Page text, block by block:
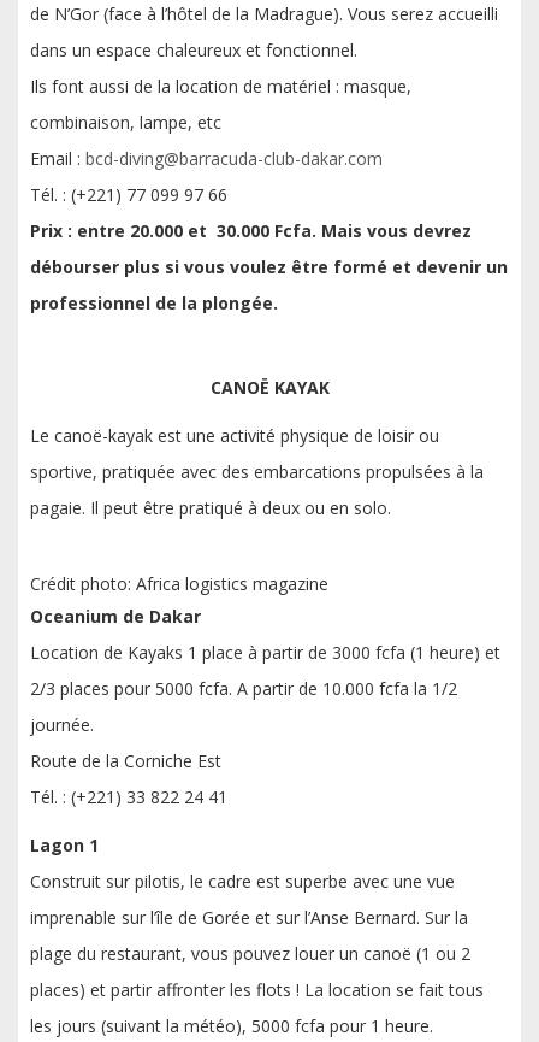
de N’Gor (face à l’hôtel de la Madrague). Vous serez accueilli
dans un espace chaleureux et fonctionnel.
Ils font aussi de la location de matériel : masque,
combinaison, lampe, etc
Email : bcd-diving@barracuda-club-dakar.com
Tél. : (+221) 77 099 97 66
Prix : entre 20.000 et 30.000 Fcfa. Mais vous devrez
débourser plus si vous voulez être formé et devenir un
professionnel de la plongée.
CANOË KAYAK
Le canoë-kayak est une activité physique de loisir ou
sportive, pratiquée avec des embarcations propulsées à la
pagaie. Il peut être pratiqué à deux ou en solo.
Crédit photo: Africa logistics magazine
Oceanium de Dakar
Location de Kayaks 1 place à partir de 3000 fcfa (1 heure) et
2/3 places pour 5000 fcfa. A partir de 10.000 fcfa la 1/2
journée.
Route de la Corniche Est
Tél. : (+221) 33 822 24 41
Lagon 1
Construit sur pilotis, le cadre est superbe avec une vue
imprenable sur l’île de Gorée et sur l’Anse Bernard. Sur la
plage du restaurant, vous pouvez louer un canoë (1 ou 2
places) et partir affronter les flots ! La location se fait tous
les jours (suivant la météo), 5000 fcfa pour 1 heure.